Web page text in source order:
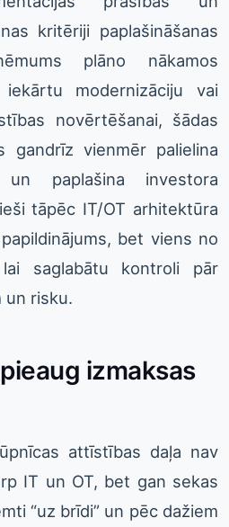
kritēriji paplašināšanas
plāno nākamos
modernizāciju vai
novērtēšanai, šādas
gandrīz vienmēr palielina
un paplašina investora
tāpēc IT/OT arhitektūra
bet viens no
lai saglabātu kontroli pār
un risku.
izmaksas
attīstības daļa nav
IT un OT, bet gan sekas
“uz brīdi” un pēc dažiem